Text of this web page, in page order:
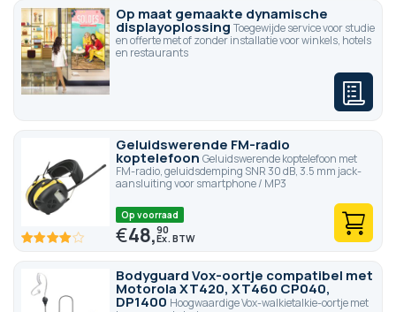
Op maat gemaakte dynamische
displayoplossing Toegewijde service voor studie
en offerte met of zonder installatie voor winkels, hotels
en restaurants
Geluidswerende FM-radio
koptelefoon Geluidswerende koptelefoon met
FM-radio, geluidsdemping SNR 30 dB, 3.5 mm jack-
aansluiting voor smartphone / MP3
80 100
Op voorraad
€48,90
Bodyguard Vox-oortje compatibel met
Motorola XT420, XT460 CP040,
DP1400 Hoogwaardige Vox-walkietalkie-oortje met